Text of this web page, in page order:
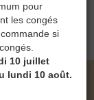
pour
les congés
si
10 juillet
lundi 10 août.